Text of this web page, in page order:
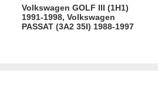
Volkswagen GOLF III (1H1)
1991-1998, Volkswagen
PASSAT (3A2 35I) 1988-1997